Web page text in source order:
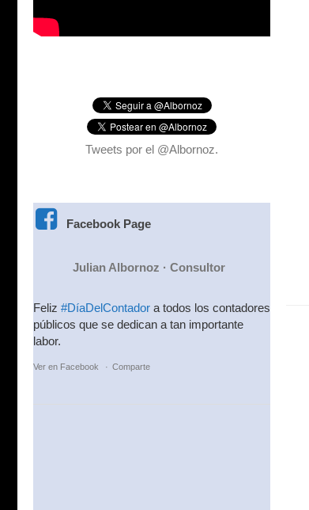
Tweets por el @Albornoz.
Facebook Page
Julian Albornoz · Consultor
Feliz #DíaDelContador a todos los contadores
públicos que se dedican a tan importante
labor.
Ver en Facebook · Comparte